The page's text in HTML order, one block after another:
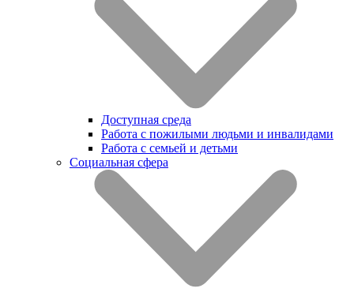
Доступная среда
Работа с пожилыми людьми и инвалидами
Работа с семьей и детьми
Социальная сфера